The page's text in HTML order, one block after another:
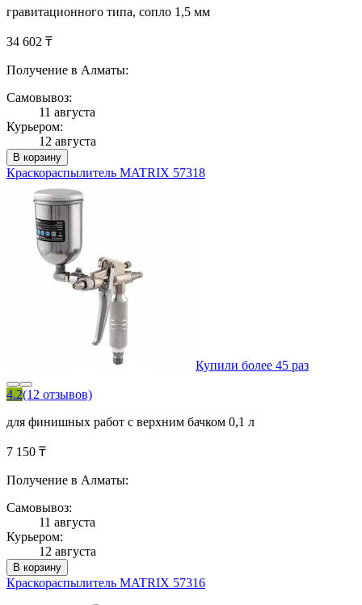
гравитационного типа, сопло 1,5 мм
34 602 ₸
Получение в Алматы:
Самовывоз:
11 августа
Курьером:
12 августа
В корзину
Краскораспылитель MATRIX 57318
Купили более 45 раз
4.2(12 отзывов)
для финишных работ с верхним бачком 0,1 л
7 150 ₸
Получение в Алматы:
Самовывоз:
11 августа
Курьером:
12 августа
В корзину
Краскораспылитель MATRIX 57316